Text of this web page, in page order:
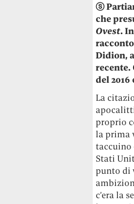
ⓢ
che
Ovest.
Didion,
recente.
del
La
proprio
la prima
taccuino
Stati
punto di
c’era la